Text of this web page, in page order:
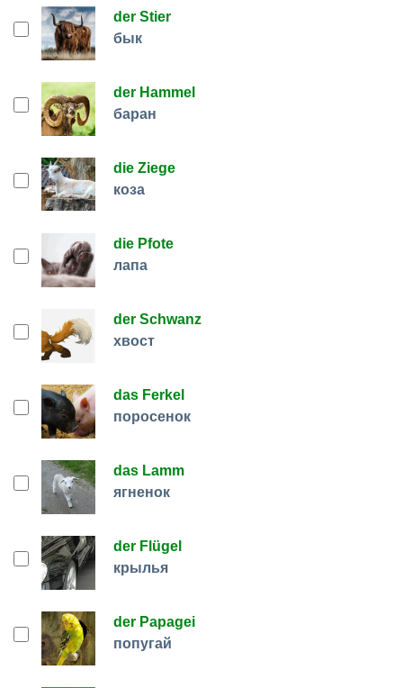
der Stier
бык
der Hammel
баран
die Ziege
коза
die Pfote
лапа
der Schwanz
хвост
das Ferkel
поросенок
das Lamm
ягненок
der Flügel
крылья
der Papagei
попугай